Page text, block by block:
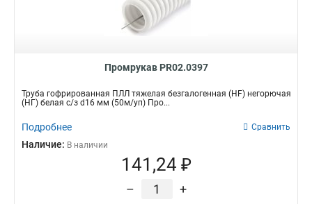
Промрукав PR02.0397
Труба гофрированная ПЛЛ тяжелая безгалогенная (HF) негорючая
(НГ) белая с/з d16 мм (50м/уп) Про...
Подробнее Сравнить
Наличие: В наличии
141,24 ₽
– +